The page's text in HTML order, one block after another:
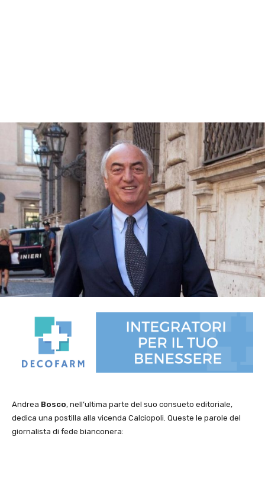
Andrea Bosco, nell’ultima parte del suo consueto editoriale,
dedica una postilla alla vicenda Calciopoli. Queste le parole del
giornalista di fede bianconera: